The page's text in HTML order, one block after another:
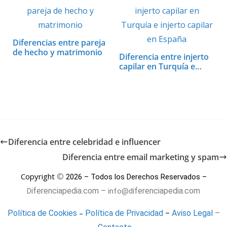
Diferencias entre pareja
de hecho y matrimonio
Diferencia entre injerto
capilar en Turquía e…
Diferencia entre celebridad e influencer
Diferencia entre email marketing y spam
Copyright © 2026 – Todos los Derechos Reservados –
Diferenciapedia.com – info@diferenciapedia.com
Política de Cookies – Política de Privacidad – Aviso Legal–